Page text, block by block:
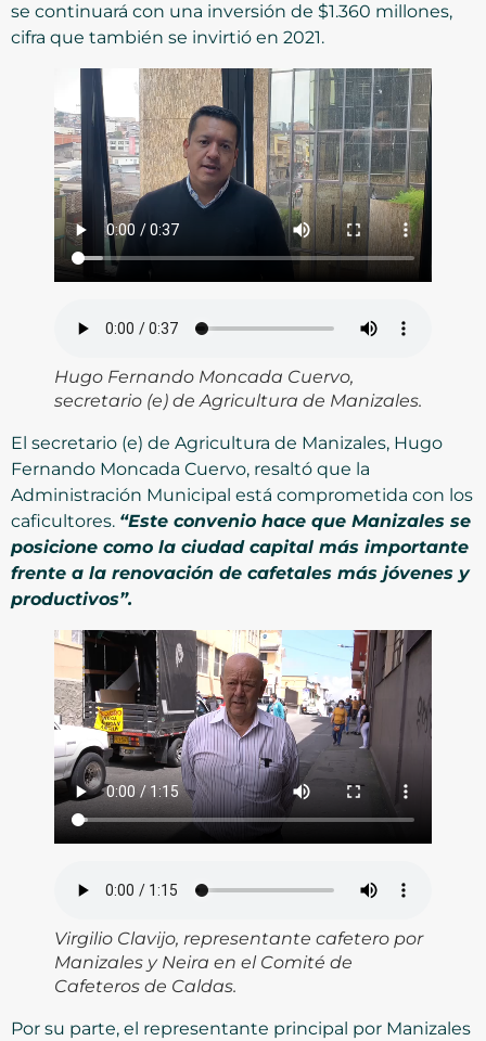
se continuará con una inversión de $1.360 millones,
cifra que también se invirtió en 2021.
Hugo Fernando Moncada Cuervo,
secretario (e) de Agricultura de Manizales.
El secretario (e) de Agricultura de Manizales, Hugo
Fernando Moncada Cuervo, resaltó que la
Administración Municipal está comprometida con los
caficultores. “Este convenio hace que Manizales se
posicione como la ciudad capital más importante
frente a la renovación de cafetales más jóvenes y
productivos”.
Virgilio Clavijo, representante cafetero por
Manizales y Neira en el Comité de
Cafeteros de Caldas.
Por su parte, el representante principal por Manizales